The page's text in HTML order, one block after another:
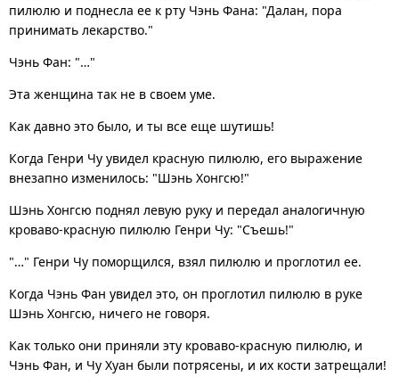
пилюлю и поднесла ее к рту Чэнь Фана: "Далан, пора
принимать лекарство."
Чэнь Фан: "…"
Эта женщина так не в своем уме.
Как давно это было, и ты все еще шутишь!
Когда Генри Чу увидел красную пилюлю, его выражение
внезапно изменилось: "Шэнь Хонгсю!"
Шэнь Хонгсю поднял левую руку и передал аналогичную
кроваво-красную пилюлю Генри Чу: "Съешь!"
"…" Генри Чу поморщился, взял пилюлю и проглотил ее.
Когда Чэнь Фан увидел это, он проглотил пилюлю в руке
Шэнь Хонгсю, ничего не говоря.
Как только они приняли эту кроваво-красную пилюлю, и
Чэнь Фан, и Чу Хуан были потрясены, и их кости затрещали!